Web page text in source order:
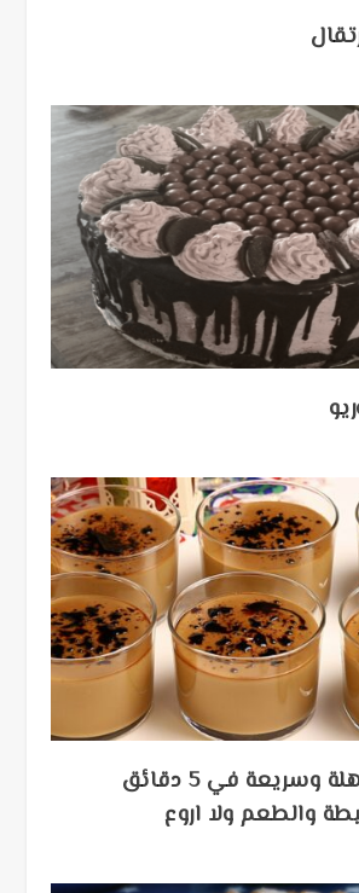
تحلية باردة سهلة وسريعة في 5 دقائق
والطعم ولا اروع